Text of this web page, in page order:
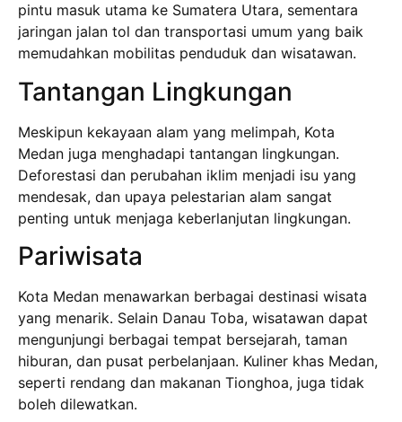
pintu masuk utama ke Sumatera Utara, sementara
jaringan jalan tol dan transportasi umum yang baik
memudahkan mobilitas penduduk dan wisatawan.
Tantangan Lingkungan
Meskipun kekayaan alam yang melimpah, Kota
Medan juga menghadapi tantangan lingkungan.
Deforestasi dan perubahan iklim menjadi isu yang
mendesak, dan upaya pelestarian alam sangat
penting untuk menjaga keberlanjutan lingkungan.
Pariwisata
Kota Medan menawarkan berbagai destinasi wisata
yang menarik. Selain Danau Toba, wisatawan dapat
mengunjungi berbagai tempat bersejarah, taman
hiburan, dan pusat perbelanjaan. Kuliner khas Medan,
seperti rendang dan makanan Tionghoa, juga tidak
boleh dilewatkan.